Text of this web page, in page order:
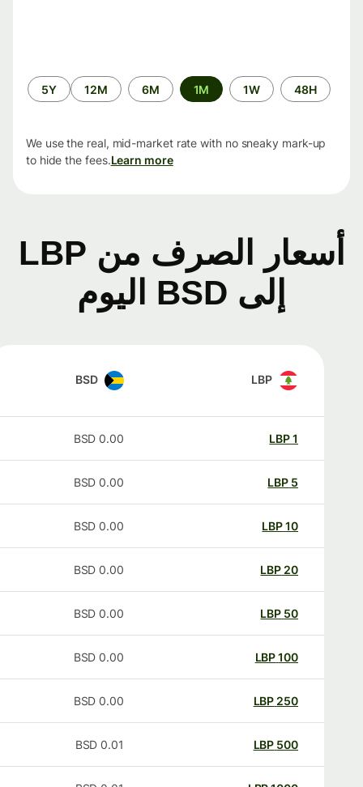
الفترة
الزمنية
48H
1W
1M
6M
12M
5Y
We use the real, mid-market rate with no sneaky mark-up
to hide the fees.Learn more
أسعار الصرف من LBP
إلى BSD اليوم
LBP
BSD
LBP
0.00
BSD
LBP
0.00
BSD
LBP
0.00
BSD
20
LBP
0.00
BSD
50
LBP
0.00
BSD
100
LBP
0.00
BSD
250
LBP
0.00
BSD
500
LBP
0.01
BSD